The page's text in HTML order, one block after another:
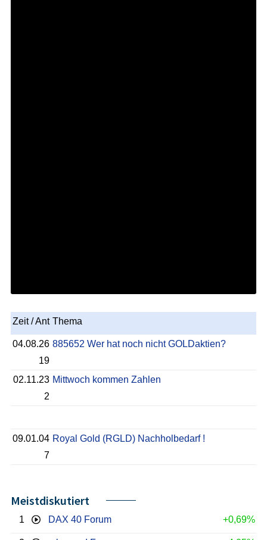
Zeit / Ant Thema
04.08.26
19
885652 Wer hat noch nicht GOLDaktien?
02.11.23
2
Mittwoch kommen Zahlen
09.01.04
7
Royal Gold (RGLD) Nachholbedarf !
Meistdiskutiert
1 DAX 40 Forum +0,69%